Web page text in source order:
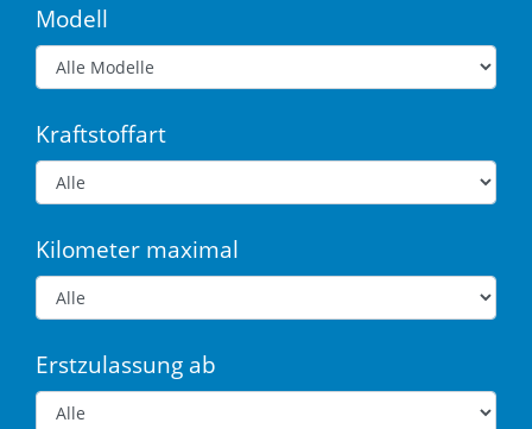
Modell
Kraftstoffart
Kilometer maximal
Erstzulassung ab